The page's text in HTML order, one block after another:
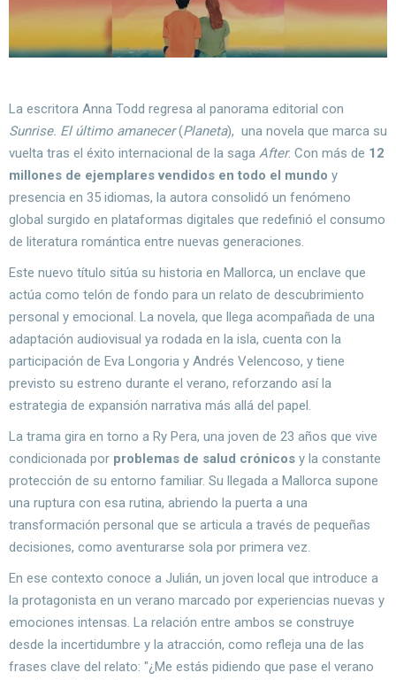
La escritora Anna Todd regresa al panorama editorial con
Sunrise. El último amanecer(Planeta), una novela que marca su
vuelta tras el éxito internacional de la saga After. Con más de 12
millones de ejemplares vendidos en todo el mundo y
presencia en 35 idiomas, la autora consolidó un fenómeno
global surgido en plataformas digitales que redefinió el consumo
de literatura romántica entre nuevas generaciones.
Este nuevo título sitúa su historia en Mallorca, un enclave que
actúa como telón de fondo para un relato de descubrimiento
personal y emocional. La novela, que llega acompañada de una
adaptación audiovisual ya rodada en la isla, cuenta con la
participación de Eva Longoria y Andrés Velencoso, y tiene
previsto su estreno durante el verano, reforzando así la
estrategia de expansión narrativa más allá del papel.
La trama gira en torno a Ry Pera, una joven de 23 años que vive
condicionada por problemas de salud crónicos y la constante
protección de su entorno familiar. Su llegada a Mallorca supone
una ruptura con esa rutina, abriendo la puerta a una
transformación personal que se articula a través de pequeñas
decisiones, como aventurarse sola por primera vez.
En ese contexto conoce a Julián, un joven local que introduce a
la protagonista en un verano marcado por experiencias nuevas y
emociones intensas. La relación entre ambos se construye
desde la incertidumbre y la atracción, como refleja una de las
frases clave del relato: "¿Me estás pidiendo que pase el verano